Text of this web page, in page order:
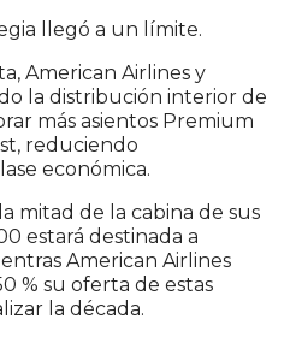
llegó a un límite.
American Airlines y
la distribución interior de
más asientos Premium
reduciendo
económica.
mitad de la cabina de sus
estará destinada a
American Airlines
% su oferta de estas
la década.